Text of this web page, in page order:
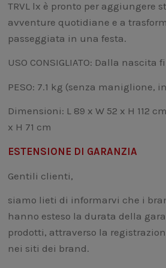
​​TRVL lx è pronto per aggiungere
avventure quotidiane e a
passeggiata in una festa.​​
USO CONSIGLIATO: Dalla nascita
PESO: 7.1 kg (senza maniglione,
Dimensioni: L 89 x W 52 x H 112
x H 71 cm
ESTENSIONE DI GARANZIA
Gentili clienti,
siamo lieti di informarvi che i
hanno esteso la durata della
prodotti, attraverso la
nei siti dei brand.